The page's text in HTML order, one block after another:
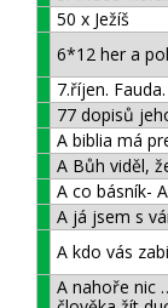
50 x Ježíš
6*12 her a
7.říjen.
77 dopisů
A biblia má
A Bůh viděl,
A co básník-
A já jsem s
A kdo vás
A nahoře nic